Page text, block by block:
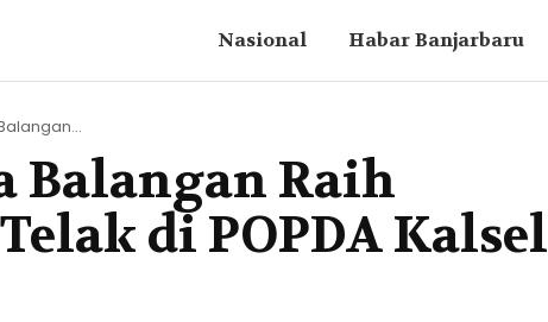
Nasional Habar Banjarbaru
Balangan Raih
di POPDA Kalsel